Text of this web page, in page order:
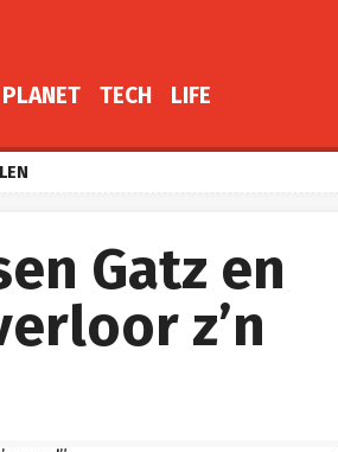
PLANET TECH LIFE
Gatz en
z’n